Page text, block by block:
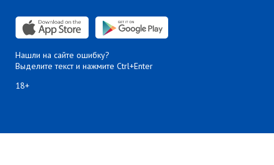
Нашли на сайте ошибку?
Выделите текст и нажмите Ctrl+Enter
18+